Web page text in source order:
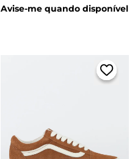
Avise-me quando disponível